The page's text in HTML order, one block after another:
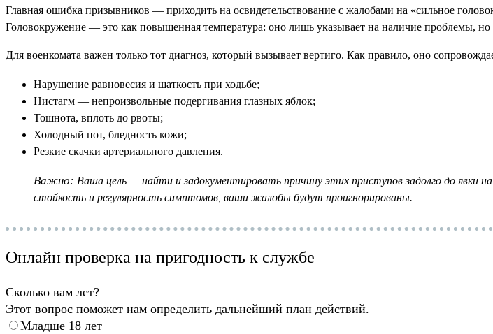
Главная ошибка призывников — приходить на освидетельствование с жалобами на «сильное
Головокружение — это как повышенная температура: оно лишь указывает на наличие проблемы, но
Для военкомата важен только тот диагноз, который вызывает вертиго. Как правило, оно
Нарушение равновесия и шаткость при ходьбе;
Нистагм — непроизвольные подергивания глазных яблок;
Тошнота, вплоть до рвоты;
Холодный пот, бледность кожи;
Резкие скачки артериального давления.
Важно: Ваша цель — найти и задокументировать причину этих приступов задолго до явки
стойкость и регулярность симптомов, ваши жалобы будут проигнорированы.
Онлайн проверка на пригодность к службе
Сколько вам лет?
Этот вопрос поможет нам определить дальнейший план действий.
Младше 18 лет